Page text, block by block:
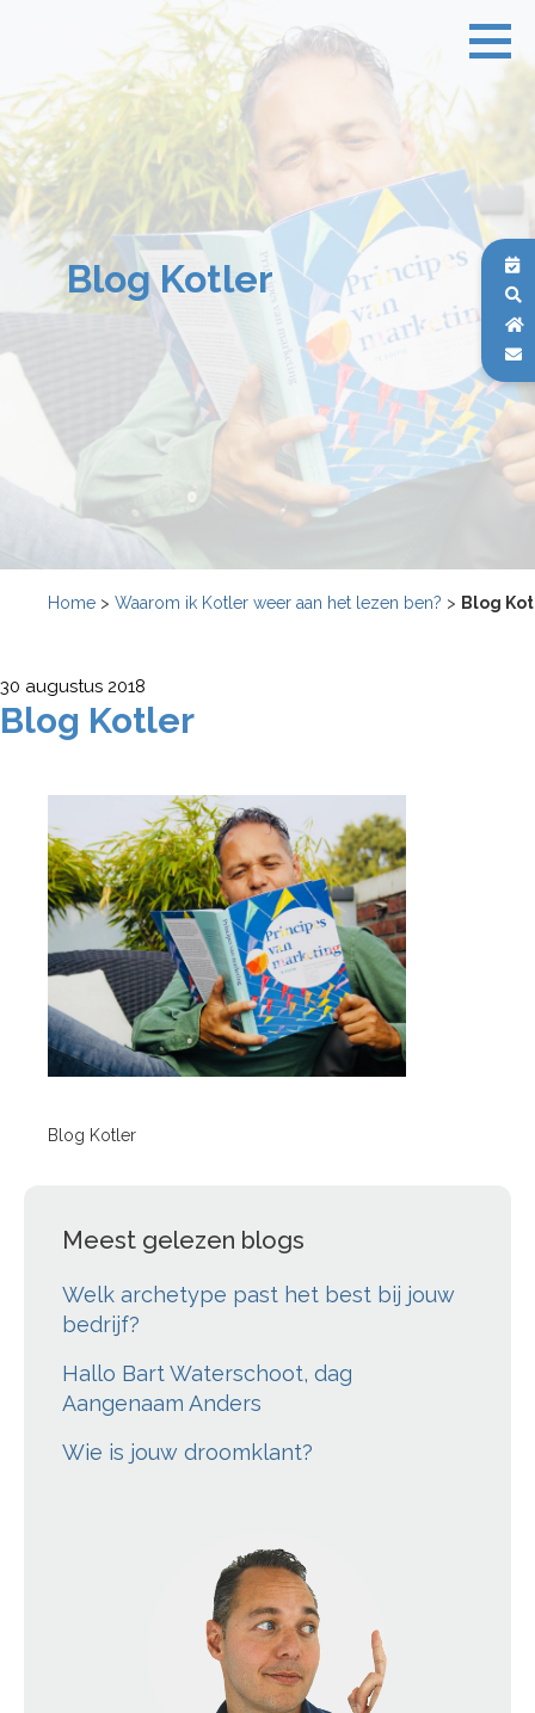
Blog Kotler
Home > Waarom ik Kotler weer aan het lezen ben? > Blog
30 augustus 2018
Blog Kotler
Blog Kotler
Meest gelezen blogs
Welk archetype past het best bij jouw
bedrijf?
Hallo Bart Waterschoot, dag
Aangenaam Anders
Wie is jouw droomklant?